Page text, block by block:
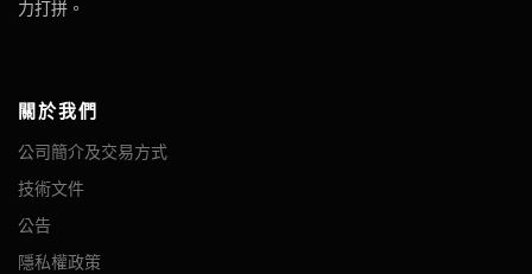
力打拼。
關於我們
公司簡介及交易方式
技術文件
公告
隱私權政策